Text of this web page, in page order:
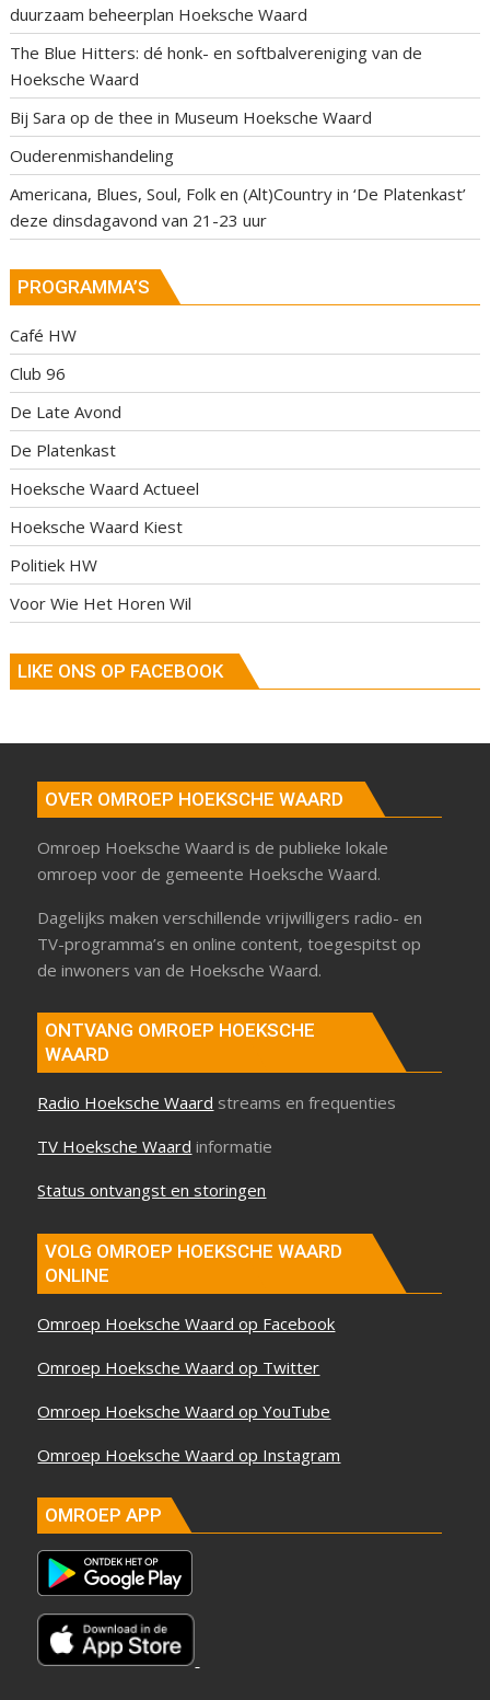
duurzaam beheerplan Hoeksche Waard
The Blue Hitters: dé honk- en softbalvereniging van de
Hoeksche Waard
Bij Sara op de thee in Museum Hoeksche Waard
Ouderenmishandeling
Americana, Blues, Soul, Folk en (Alt)Country in ‘De Platenkast’
deze dinsdagavond van 21-23 uur
PROGRAMMA’S
Café HW
Club 96
De Late Avond
De Platenkast
Hoeksche Waard Actueel
Hoeksche Waard Kiest
Politiek HW
Voor Wie Het Horen Wil
LIKE ONS OP FACEBOOK
OVER OMROEP HOEKSCHE WAARD
Omroep Hoeksche Waard is de publieke lokale
omroep voor de gemeente Hoeksche Waard.
Dagelijks maken verschillende vrijwilligers radio- en
TV-programma’s en online content, toegespitst op
de inwoners van de Hoeksche Waard.
ONTVANG OMROEP HOEKSCHE
WAARD
Radio Hoeksche Waard streams en frequenties
TV Hoeksche Waard informatie
Status ontvangst en storingen
VOLG OMROEP HOEKSCHE WAARD
ONLINE
Omroep Hoeksche Waard op Facebook
Omroep Hoeksche Waard op Twitter
Omroep Hoeksche Waard op YouTube
Omroep Hoeksche Waard op Instagram
OMROEP APP